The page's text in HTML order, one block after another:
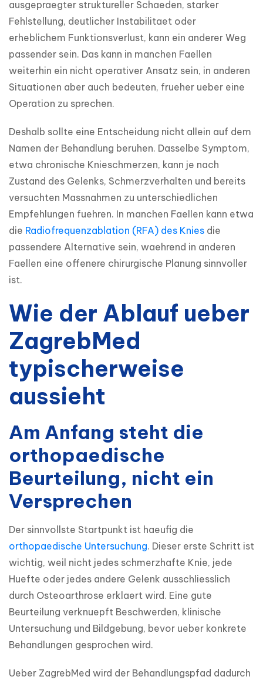
ausgepraegter struktureller Schaeden, starker
Fehlstellung, deutlicher Instabilitaet oder
erheblichem Funktionsverlust, kann ein anderer Weg
passender sein. Das kann in manchen Faellen
weiterhin ein nicht operativer Ansatz sein, in anderen
Situationen aber auch bedeuten, frueher ueber eine
Operation zu sprechen.
Deshalb sollte eine Entscheidung nicht allein auf dem
Namen der Behandlung beruhen. Dasselbe Symptom,
etwa chronische Knieschmerzen, kann je nach
Zustand des Gelenks, Schmerzverhalten und bereits
versuchten Massnahmen zu unterschiedlichen
Empfehlungen fuehren. In manchen Faellen kann etwa
die Radiofrequenzablation (RFA) des Knies die
passendere Alternative sein, waehrend in anderen
Faellen eine offenere chirurgische Planung sinnvoller
ist.
Wie der Ablauf ueber
ZagrebMed
typischerweise
aussieht
Am Anfang steht die
orthopaedische
Beurteilung, nicht ein
Versprechen
orthopaedische Untersuchung. Dieser erste Schritt ist
wichtig, weil nicht jedes schmerzhafte Knie, jede
Huefte oder jedes andere Gelenk ausschliesslich
durch Osteoarthrose erklaert wird. Eine gute
Beurteilung verknuepft Beschwerden, klinische
Untersuchung und Bildgebung, bevor ueber konkrete
Behandlungen gesprochen wird.
Ueber ZagrebMed wird der Behandlungspfad dadurch